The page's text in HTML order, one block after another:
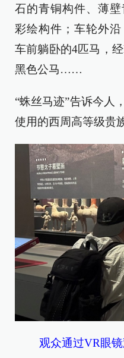
石的青铜构件、薄
彩绘构件；车轮外沿
车前躺卧的4匹马，
黑色公马……
“蛛丝马迹”告诉今人
使用的西周高等级贵
观众通过VR眼